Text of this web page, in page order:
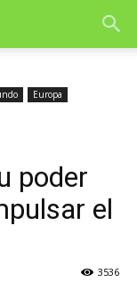
Europa
poder
el
3536